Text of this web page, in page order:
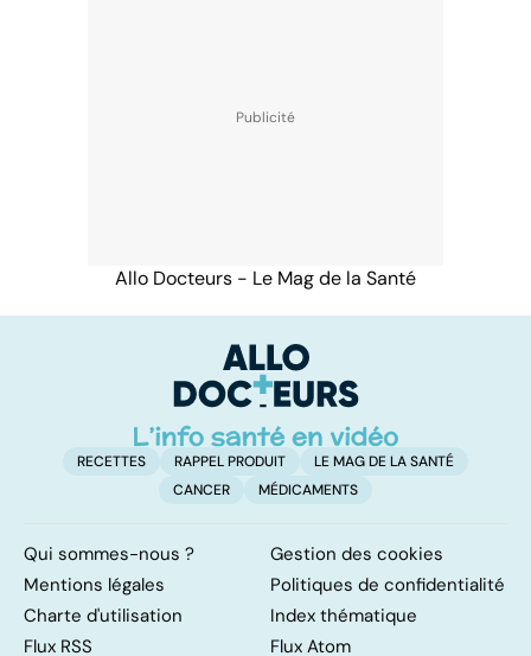
Allo Docteurs - Le Mag de la Santé
RECETTES RAPPEL PRODUIT
LE MAG DE LA SANTÉ
CANCER
MÉDICAMENTS
Qui sommes-nous ?
Gestion des cookies
Mentions légales
Politiques de confidentialité
Charte d'utilisation
Index thématique
Flux RSS
Flux Atom